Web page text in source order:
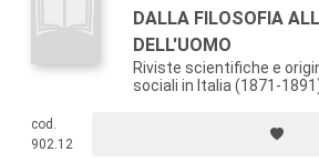
DALLA FILOSOFIA
DELL'UOMO
Riviste scientifiche e
sociali in Italia (1871-
cod.
902.12